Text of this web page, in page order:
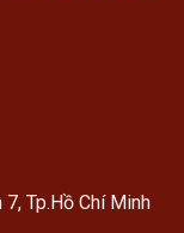
7, Tp.Hồ Chí Minh